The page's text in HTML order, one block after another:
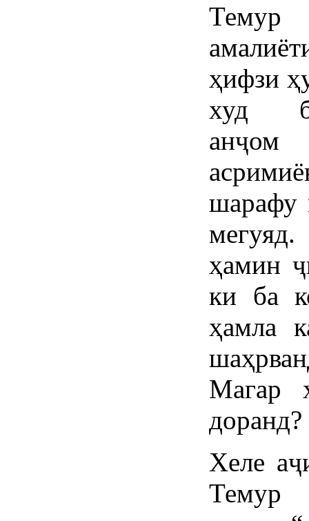
ҳифзи
худ
анҷом
шарафу
ҳамин
ки ба
ҳамла
Магар
доранд?
Хеле
Темур